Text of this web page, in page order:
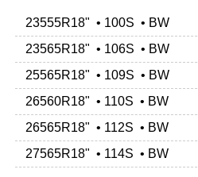
23555R18" • 100S • BW
23565R18" • 106S • BW
25565R18" • 109S • BW
26560R18" • 110S • BW
26565R18" • 112S • BW
27565R18" • 114S • BW